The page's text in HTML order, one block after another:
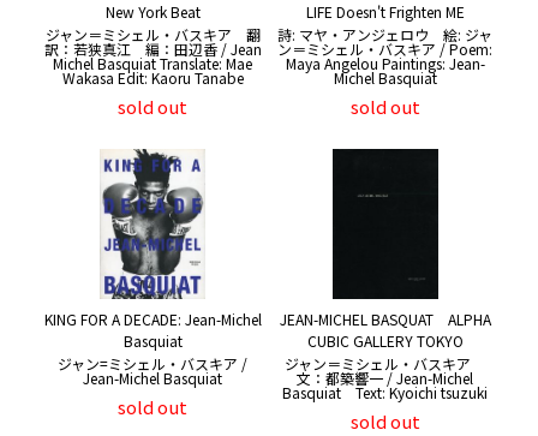
New York Beat
ジャン＝ミシェル・バスキア 翻
訳：若狭真江 編：田辺香 / Jean
Michel Basquiat Translate: Mae
Wakasa Edit: Kaoru Tanabe
sold out
LIFE Doesn't Frighten ME
詩: マヤ・アンジェロウ 絵: ジャ
ン＝ミシェル・バスキア / Poem:
Maya Angelou Paintings: Jean-
Michel Basquiat
sold out
KING FOR A DECADE: Jean-Michel
Basquiat
ジャン=ミシェル・バスキア /
Jean-Michel Basquiat
sold out
JEAN-MICHEL BASQUAT ALPHA
CUBIC GALLERY TOKYO
ジャン＝ミシェル・バスキア
文：都築響一 / Jean-Michel
Basquiat Text: Kyoichi tsuzuki
sold out